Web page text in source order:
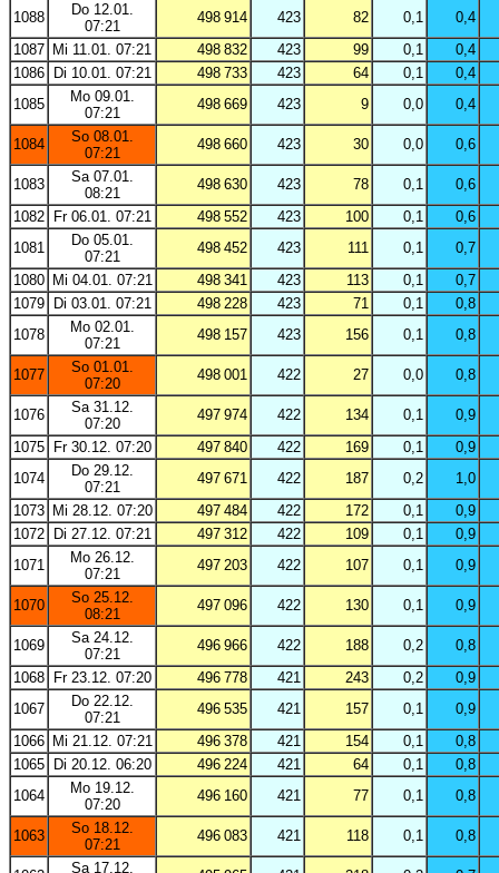
1088
Do 12.01.
07:21
498 914 423 82 0,1
0,4
1087 Mi 11.01. 07:21 498 832 423 99 0,1
0,4
1086
Di 10.01. 07:21 498 733 423 64 0,1
0,4
1085
Mo 09.01.
07:21
498 669 423 9 0,0 0,4
1084
So 08.01.
07:21
498 660 423 30 0,0 0,6
1083
Sa 07.01.
08:21
498 630 423 78 0,1
0,6
1082
Fr 06.01. 07:21 498 552 423 100 0,1
0,6
1081
Do 05.01.
07:21
498 452 423 111 0,1
0,7
1080 Mi 04.01. 07:21 498 341 423 113 0,1
0,7
1079
Di 03.01. 07:21 498 228 423 71 0,1
0,8
1078
Mo 02.01.
07:21
498 157 423 156 0,1 0,8
1077
So 01.01.
07:20
498 001 422 27 0,0 0,8
1076
Sa 31.12.
07:20
497 974 422 134 0,1
0,9
1075
Fr 30.12. 07:20 497 840 422 169 0,1
0,9
1074
Do 29.12.
07:21
497 671 422 187 0,2
1,0
1073 Mi 28.12. 07:20 497 484 422 172 0,1
0,9
1072
Di 27.12. 07:21 497 312 422 109 0,1
0,9
1071
Mo 26.12.
07:21
497 203 422 107 0,1 0,9
1070
So 25.12.
08:21
497 096 422 130 0,1 0,9
1069
Sa 24.12.
07:21
496 966 422 188 0,2
0,8
1068
Fr 23.12. 07:20 496 778 421 243 0,2
0,9
1067
Do 22.12.
07:21
496 535 421 157 0,1
0,9
1066 Mi 21.12. 07:21 496 378 421 154 0,1
0,8
1065
Di 20.12. 06:20 496 224 421 64 0,1
0,8
1064
Mo 19.12.
07:20
496 160 421 77 0,1 0,8
1063
So 18.12.
07:21
496 083 421 118 0,1 0,8
Sa 17.12.